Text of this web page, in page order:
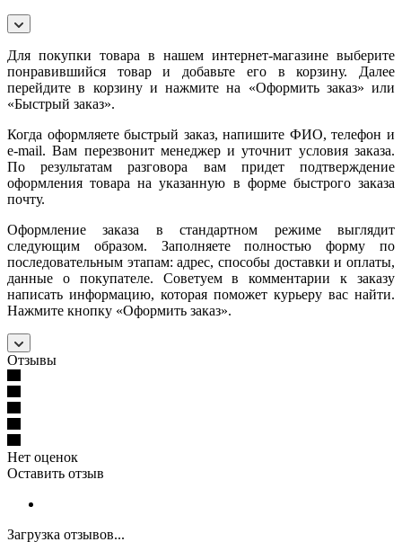
Для покупки товара в нашем интернет-магазине выберите
понравившийся товар и добавьте его в корзину. Далее
перейдите в корзину и нажмите на «Оформить заказ» или
«Быстрый заказ».
Когда оформляете быстрый заказ, напишите ФИО, телефон и
e-mail. Вам перезвонит менеджер и уточнит условия заказа.
По результатам разговора вам придет подтверждение
оформления товара на указанную в форме быстрого заказа
почту.
Оформление заказа в стандартном режиме выглядит
следующим образом. Заполняете полностью форму по
последовательным этапам: адрес, способы доставки и оплаты,
данные о покупателе. Советуем в комментарии к заказу
написать информацию, которая поможет курьеру вас найти.
Нажмите кнопку «Оформить заказ».
Отзывы
Нет оценок
Оставить отзыв
Загрузка отзывов...